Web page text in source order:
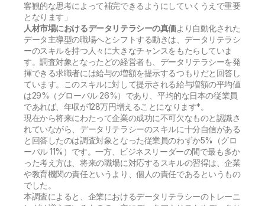
客観的な思考によって補完できるようにしていくうえで重要
となります」
人材市場におけるデータリテラシーの真価より自動化された
データ主導型の職場へとシフトする動きは、データリテラシ
ーのスキルを持つ人々に大きなチャンスをもたらしていま
す。調査対象となったどの経営者も、データリテラシーを発
揮できる求職者には給与の増額を提示するつもりだと回答し
ています。このスキルに対して提示される給与増額の平均値
は29%（グローバル 26%）であり、平均的な日本の従業員
であれば、年収が128万円増えることになります*。
現在から将来にわたって企業の成功に不可欠なものと認識さ
れていながら、データリテラシーのスキルに十分自信がある
と回答したのは調査対象となった従業員のわずか5%（グロ
ーバル 11%）です。一方、ビジネスリーダーの間で最も多か
った考え方は、将来の職場に対応するスキルの習得は、企業
や教育機関の責任というより、個人の責任であるというもの
でした。
本調査によると、企業におけるデータリテラシーのトレーニ